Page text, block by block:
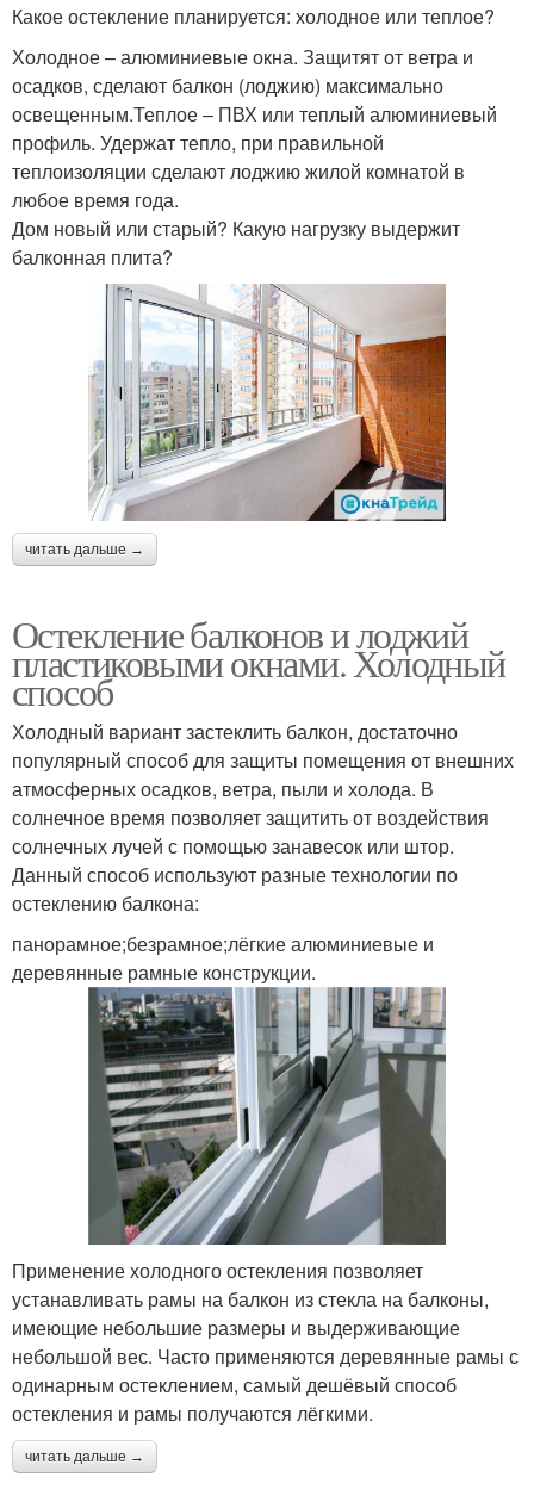
Какое остекление планируется: холодное или теплое?
Холодное – алюминиевые окна. Защитят от ветра и
осадков, сделают балкон (лоджию) максимально
освещенным.Теплое – ПВХ или теплый алюминиевый
профиль. Удержат тепло, при правильной
теплоизоляции сделают лоджию жилой комнатой в
любое время года.
Дом новый или старый? Какую нагрузку выдержит
балконная плита?
читать дальше →
Остекление балконов и лоджий
пластиковыми окнами. Холодный
способ
Холодный вариант застеклить балкон, достаточно
популярный способ для защиты помещения от внешних
атмосферных осадков, ветра, пыли и холода. В
солнечное время позволяет защитить от воздействия
солнечных лучей с помощью занавесок или штор.
Данный способ используют разные технологии по
остеклению балкона:
панорамное;безрамное;лёгкие алюминиевые и
деревянные рамные конструкции.
Применение холодного остекления позволяет
устанавливать рамы на балкон из стекла на балконы,
имеющие небольшие размеры и выдерживающие
небольшой вес. Часто применяются деревянные рамы с
одинарным остеклением, самый дешёвый способ
остекления и рамы получаются лёгкими.
читать дальше →